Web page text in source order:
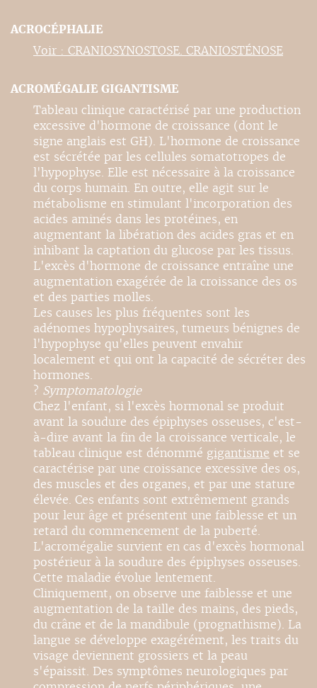
ACROCÉPHALIE
Voir : CRANIOSYNOSTOSE. CRANIOSTÉNOSE
ACROMÉGALIE GIGANTISME
Tableau clinique caractérisé par une production
excessive d'hormone de croissance (dont le
signe anglais est GH). L'hormone de croissance
est sécrétée par les cellules somatotropes de
l'hypophyse. Elle est nécessaire à la croissance
du corps humain. En outre, elle agit sur le
métabolisme en stimulant l'incorporation des
acides aminés dans les protéines, en
augmentant la libération des acides gras et en
inhibant la captation du glucose par les tissus.
L'excès d'hormone de croissance entraîne une
augmentation exagérée de la croissance des os
et des parties molles.
Les causes les plus fréquentes sont les
adénomes hypophysaires, tumeurs bénignes de
l'hypophyse qu'elles peuvent envahir
localement et qui ont la capacité de sécréter des
hormones.
? Symptomatologie
Chez l'enfant, si l'excès hormonal se produit
avant la soudure des épiphyses osseuses, c'est-
à-dire avant la fin de la croissance verticale, le
tableau clinique est dénommé gigantisme et se
caractérise par une croissance excessive des os,
des muscles et des organes, et par une stature
élevée. Ces enfants sont extrêmement grands
pour leur âge et présentent une faiblesse et un
retard du commencement de la puberté.
L'acromégalie survient en cas d'excès hormonal
postérieur à la soudure des épiphyses osseuses.
Cette maladie évolue lentement.
Cliniquement, on observe une faiblesse et une
augmentation de la taille des mains, des pieds,
du crâne et de la mandibule (prognathisme). La
langue se développe exagérément, les traits du
visage deviennent grossiers et la peau
s'épaissit. Des symptômes neurologiques par